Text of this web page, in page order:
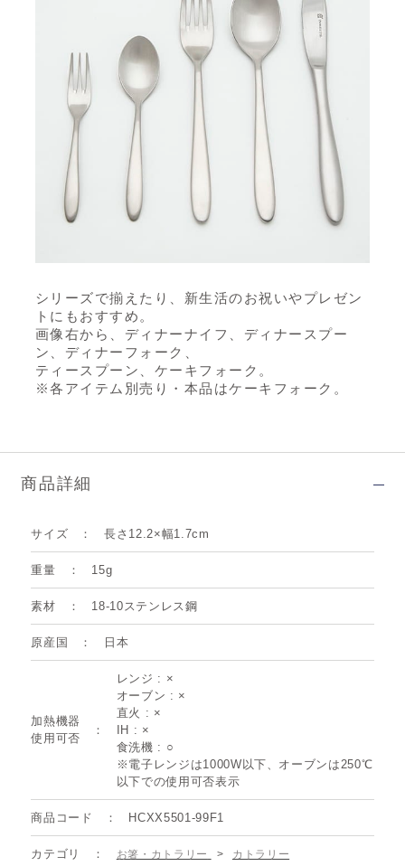
シリーズで揃えたり、新生活のお祝いやプレゼン
トにもおすすめ。
画像右から、ディナーナイフ、ディナースプー
ン、ディナーフォーク、
ティースプーン、ケーキフォーク。
※各アイテム別売り・本品はケーキフォーク。
商品詳細
サイズ 長さ12.2×幅1.7cm
重量 15g
素材 18-10ステンレス鋼
原産国 日本
加熱機器
使用可否
レンジ : ×
オーブン : ×
直火 : ×
IH : ×
食洗機 : ○
※電子レンジは1000W以下、オーブンは250℃
以下での使用可否表示
商品コード HCXX5501-99F1
カテゴリ お箸・カトラリー > カトラリー